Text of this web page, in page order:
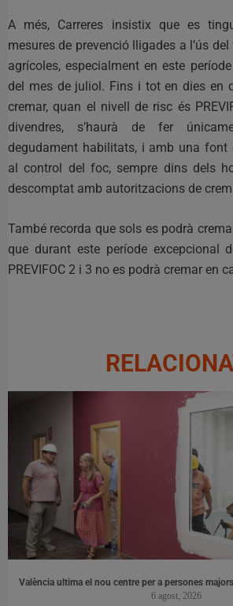
A més, Carreres insistix que es
mesures de prevenció lligades a l’ús
agrícoles, especialment en este
del mes de juliol. Fins i tot en dies en
cremar, quan el nivell de risc és
divendres, s’haurà de fer
degudament habilitats, i amb una font
al control del foc, sempre dins dels
descomptat amb autoritzacions de
També recorda que sols es podrà
que durant este període excepcional
PREVIFOC 2 i 3 no es podrà cremar en
València ultima el nou centre per a persones
6 agost, 2026